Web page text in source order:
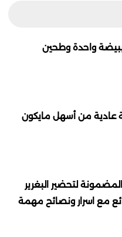
واحدة وطحين
عادية من أسهل مايكون
لتحضير البغرير
مع اسرار ونصائح مهمة